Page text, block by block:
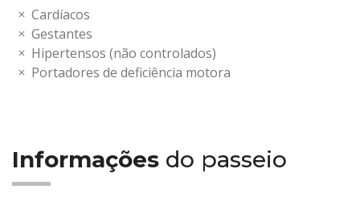
Cardíacos
Gestantes
Hipertensos (não controlados)
Portadores de deficiência motora
Informações do passeio